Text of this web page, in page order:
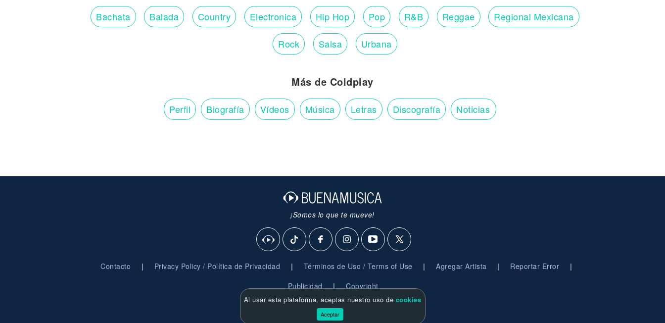
Bachata Balada Country Electronica Hip Hop Pop R&B Reggae Regional Mexicana
Rock Salsa Urbana
Más de Coldplay
Perfil Biografía Vídeos Música Letras Discografía Noticias
¡Somos lo que te mueve!
Contacto | Privacy Policy / Política de Privacidad | Términos de Uso / Terms of Use | Agregar Artista | Reportar Error |
Publicidad | Copyright
© 2026 BuenaMusica.com - Derechos Reservados
Al usar esta plataforma, aceptas nuestro uso de cookies
Aceptar